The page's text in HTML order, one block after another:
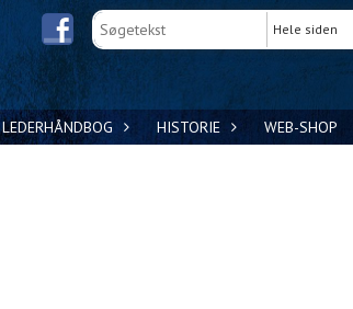
Hele siden
LEDERHÅNDBOG HISTORIE WEB-SHOP